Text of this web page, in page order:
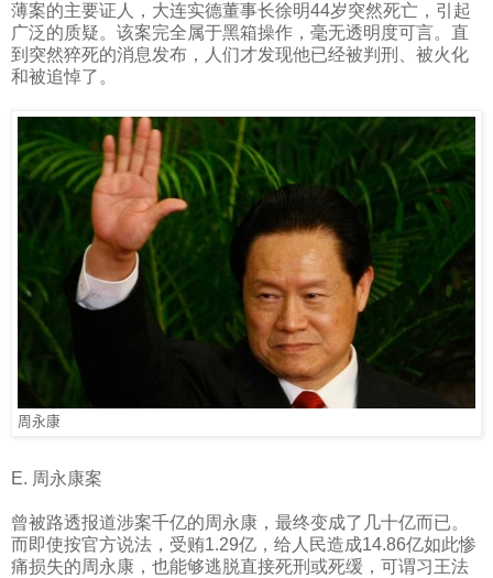
薄案的主要证人，大连实德董事长徐明44岁突然死亡，引起
广泛的质疑。该案完全属于黑箱操作，毫无透明度可言。直
到突然猝死的消息发布，人们才发现他已经被判刑、被火化
和被追悼了。
周永康
E. 周永康案
曾被路透报道涉案千亿的周永康，最终变成了几十亿而已。
而即使按官方说法，受贿1.29亿，给人民造成14.86亿如此惨
痛损失的周永康，也能够逃脱直接死刑或死缓，可谓习王法